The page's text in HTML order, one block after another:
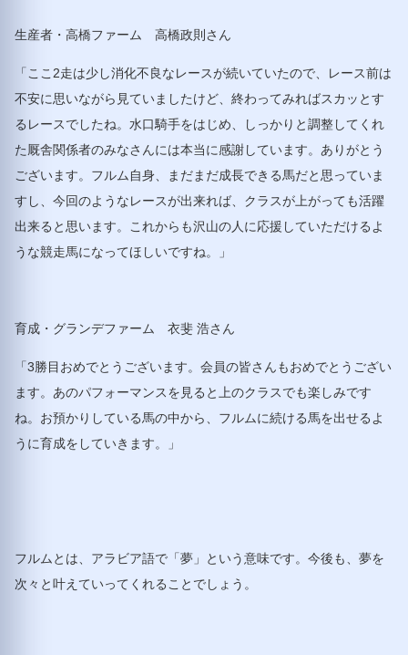
生産者・高橋ファーム 高橋政則さん
「ここ2走は少し消化不良なレースが続いていたので、レース前は
不安に思いながら見ていましたけど、終わってみればスカッとす
るレースでしたね。水口騎手をはじめ、しっかりと調整してくれ
た厩舎関係者のみなさんには本当に感謝しています。ありがとう
ございます。フルム自身、まだまだ成長できる馬だと思っていま
すし、今回のようなレースが出来れば、クラスが上がっても活躍
出来ると思います。これからも沢山の人に応援していただけるよ
うな競走馬になってほしいですね。」
育成・グランデファーム 衣斐 浩さん
「3勝目おめでとうございます。会員の皆さんもおめでとうござい
ます。あのパフォーマンスを見ると上のクラスでも楽しみです
ね。お預かりしている馬の中から、フルムに続ける馬を出せるよ
うに育成をしていきます。」
フルムとは、アラビア語で「夢」という意味です。今後も、夢を
次々と叶えていってくれることでしょう。